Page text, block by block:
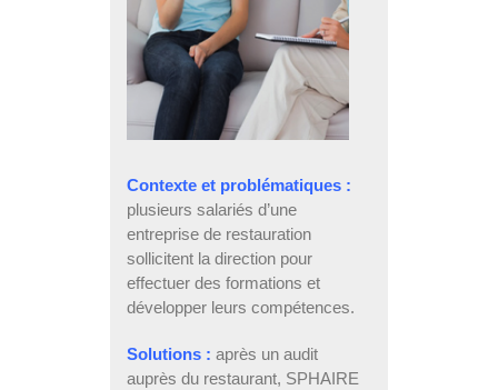
Contexte et problématiques :
plusieurs salariés d’une
entreprise de restauration
sollicitent la direction pour
effectuer des formations et
développer leurs compétences.
Solutions : après un audit
auprès du restaurant, SPHAIRE